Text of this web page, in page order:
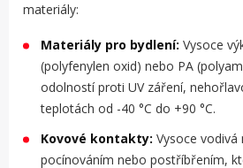
materiály:
Materiály pro bydlení: Vysoce
(polyfenylen oxid) nebo PA
odolností proti UV záření,
teplotách od -40 °C do +90 °C.
Kovové kontakty: Vysoce
pocínováním nebo postříbřením,